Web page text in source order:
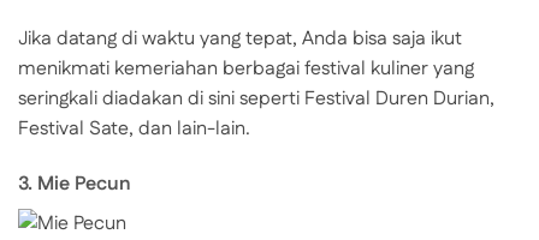
Jika datang di waktu yang tepat, Anda bisa saja ikut
menikmati kemeriahan berbagai festival kuliner yang
seringkali diadakan di sini seperti Festival Duren Durian,
Festival Sate, dan lain-lain.
3. Mie Pecun